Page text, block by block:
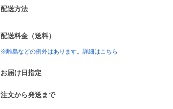
配送方法
配送料金（送料）
※離島などの例外はあります。詳細はこちら
お届け日指定
注文から発送まで